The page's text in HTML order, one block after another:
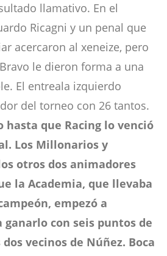
llamativo. En el
Ricagni y un penal que
acercaron al xeneize, pero
le dieron forma a una
El entreala izquierdo
del torneo con 26 tantos.
hasta que Racing lo venció
Los Millonarios y
otros dos animadores
la Academia, que llevaba
empezó a
ganarlo con seis puntos de
vecinos de Núñez. Boca